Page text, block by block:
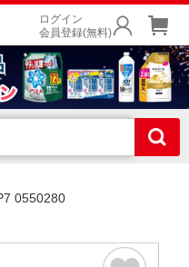
ログイン
会員登録(無料)
0550280